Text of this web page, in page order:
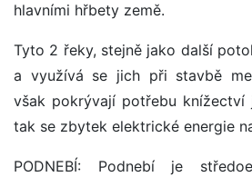
hlavními hřbety země.
Tyto 2 řeky, stejně jako další
a využívá se jich při stavbě
však pokrývají potřebu knížectví
tak se zbytek elektrické energie
PODNEBÍ: Podnebí je